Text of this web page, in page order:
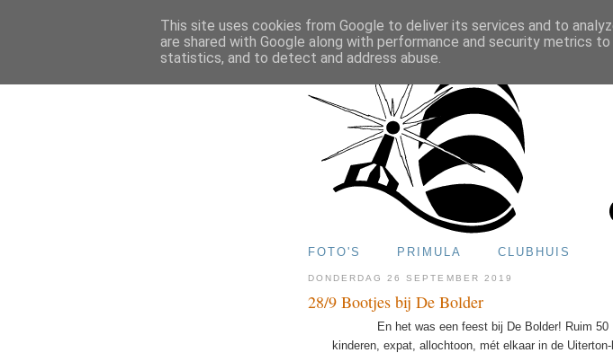
FOTO'S PRIMULA CLUBHUIS
DONDERDAG 26 SEPTEMBER 2019
28/9 Bootjes bij De Bolder
En het was een feest bij De Bolder! Ruim 50
kinderen, expat, allochtoon, mét elkaar in de Uiterton-
This site uses cookies from Google to deliver its services and to
are shared with Google along with performance and security metrics
statistics, and to detect and address abuse.